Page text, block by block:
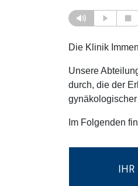
Die Klinik
Unsere
durch, die der
Im Folgenden
IHR